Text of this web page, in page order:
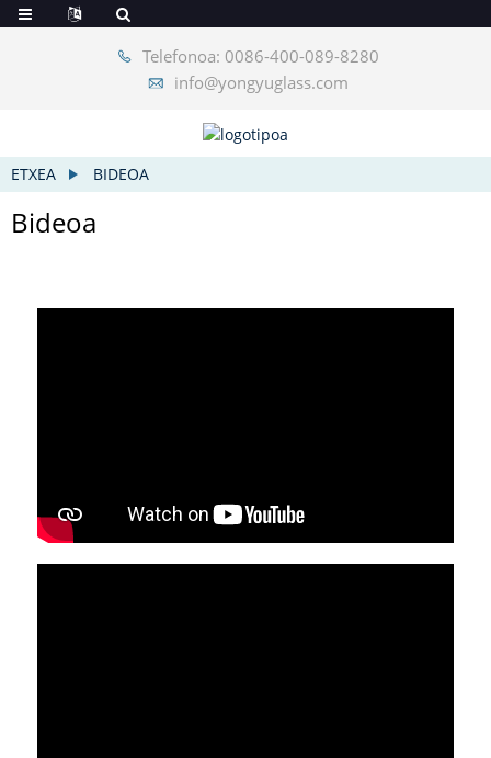
Telefonoa: 0086-400-089-8280
info@yongyuglass.com
ETXEA BIDEOA
Bideoa